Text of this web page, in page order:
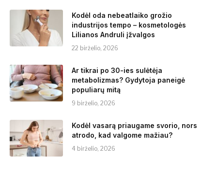
Kodėl oda nebeatlaiko grožio
industrijos tempo – kosmetologės
Lilianos Andruli įžvalgos
22 birželio, 2026
Ar tikrai po 30-ies sulėtėja
metabolizmas? Gydytoja paneigė
populiarų mitą
9 birželio, 2026
Kodėl vasarą priaugame svorio, nors
atrodo, kad valgome mažiau?
4 birželio, 2026